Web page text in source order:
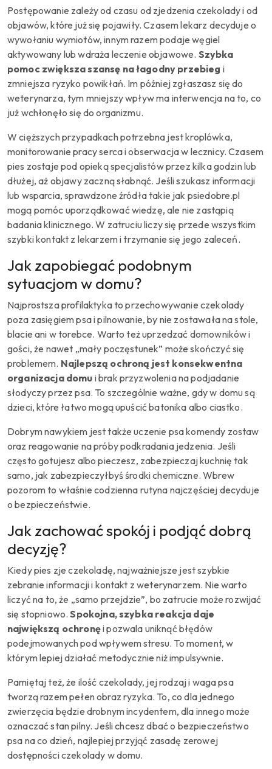
Postępowanie zależy od czasu od zjedzenia czekolady i od
objawów, które już się pojawiły. Czasem lekarz decyduje o
wywołaniu wymiotów, innym razem podaje węgiel
aktywowany lub wdraża leczenie objawowe. Szybka
pomoc zwiększa szansę na łagodny przebieg i
zmniejsza ryzyko powikłań. Im później zgłaszasz się do
weterynarza, tym mniejszy wpływ ma interwencja na to, co
już wchłonęło się do organizmu.
W cięższych przypadkach potrzebna jest kroplówka,
monitorowanie pracy serca i obserwacja w lecznicy. Czasem
pies zostaje pod opieką specjalistów przez kilka godzin lub
dłużej, aż objawy zaczną słabnąć. Jeśli szukasz informacji
lub wsparcia, sprawdzone źródła takie jak psiedobre.pl
mogą pomóc uporządkować wiedzę, ale nie zastąpią
badania klinicznego. W zatruciu liczy się przede wszystkim
szybki kontakt z lekarzem i trzymanie się jego zaleceń.
Jak zapobiegać podobnym
sytuacjom w domu?
Najprostsza profilaktyka to przechowywanie czekolady
poza zasięgiem psa i pilnowanie, by nie zostawała na stole,
blacie ani w torebce. Warto też uprzedzać domowników i
gości, że nawet „mały poczęstunek” może skończyć się
problemem. Najlepszą ochroną jest konsekwentna
organizacja domu i brak przyzwolenia na podjadanie
słodyczy przez psa. To szczególnie ważne, gdy w domu są
dzieci, które łatwo mogą upuścić batonika albo ciastko.
Dobrym nawykiem jest także uczenie psa komendy zostaw
oraz reagowanie na próby podkradania jedzenia. Jeśli
często gotujesz albo pieczesz, zabezpieczaj kuchnię tak
samo, jak zabezpieczyłbyś środki chemiczne. Wbrew
pozorom to właśnie codzienna rutyna najczęściej decyduje
o bezpieczeństwie.
Jak zachować spokój i podjąć dobrą
decyzję?
Kiedy pies zje czekoladę, najważniejsze jest szybkie
zebranie informacji i kontakt z weterynarzem. Nie warto
liczyć na to, że „samo przejdzie”, bo zatrucie może rozwijać
się stopniowo.Spokojna, szybka reakcja daje
największą ochronęi pozwala uniknąć błędów
podejmowanych pod wpływem stresu. To moment, w
którym lepiej działać metodycznie niż impulsywnie.
Pamiętaj też, że ilość czekolady, jej rodzaj i waga psa
tworzą razem pełen obraz ryzyka. To, co dla jednego
zwierzęcia będzie drobnym incydentem, dla innego może
oznaczać stan pilny. Jeśli chcesz dbać o bezpieczeństwo
psa na co dzień, najlepiej przyjąć zasadę zerowej
dostępności czekolady w domu.